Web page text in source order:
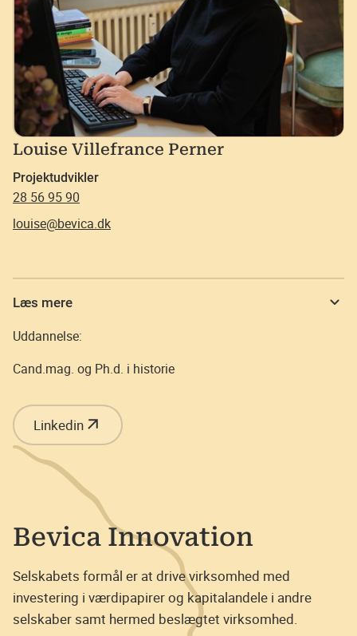
Louise Villefrance Perner
Projektudvikler
28 56 95 90
louise@bevica.dk
Læs mere
Uddannelse:
Cand.mag. og Ph.d. i historie
Linkedin
Bevica Innovation
Selskabets formål er at drive virksomhed med
investering i værdipapirer og kapitalandele i andre
selskaber samt hermed beslægtet virksomhed.